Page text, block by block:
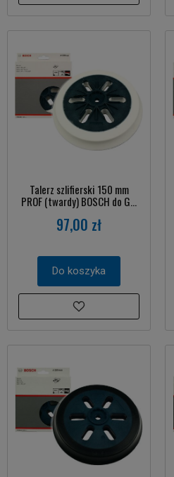
Talerz szlifierski 150 mm
PROF (twardy) BOSCH do G...
97,00 zł
Do koszyka